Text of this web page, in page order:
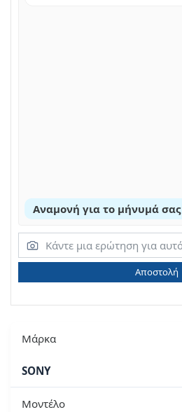
Αναμονή για το μήνυμά σας
Αποστολή
Μάρκα
SONY
Μοντέλο